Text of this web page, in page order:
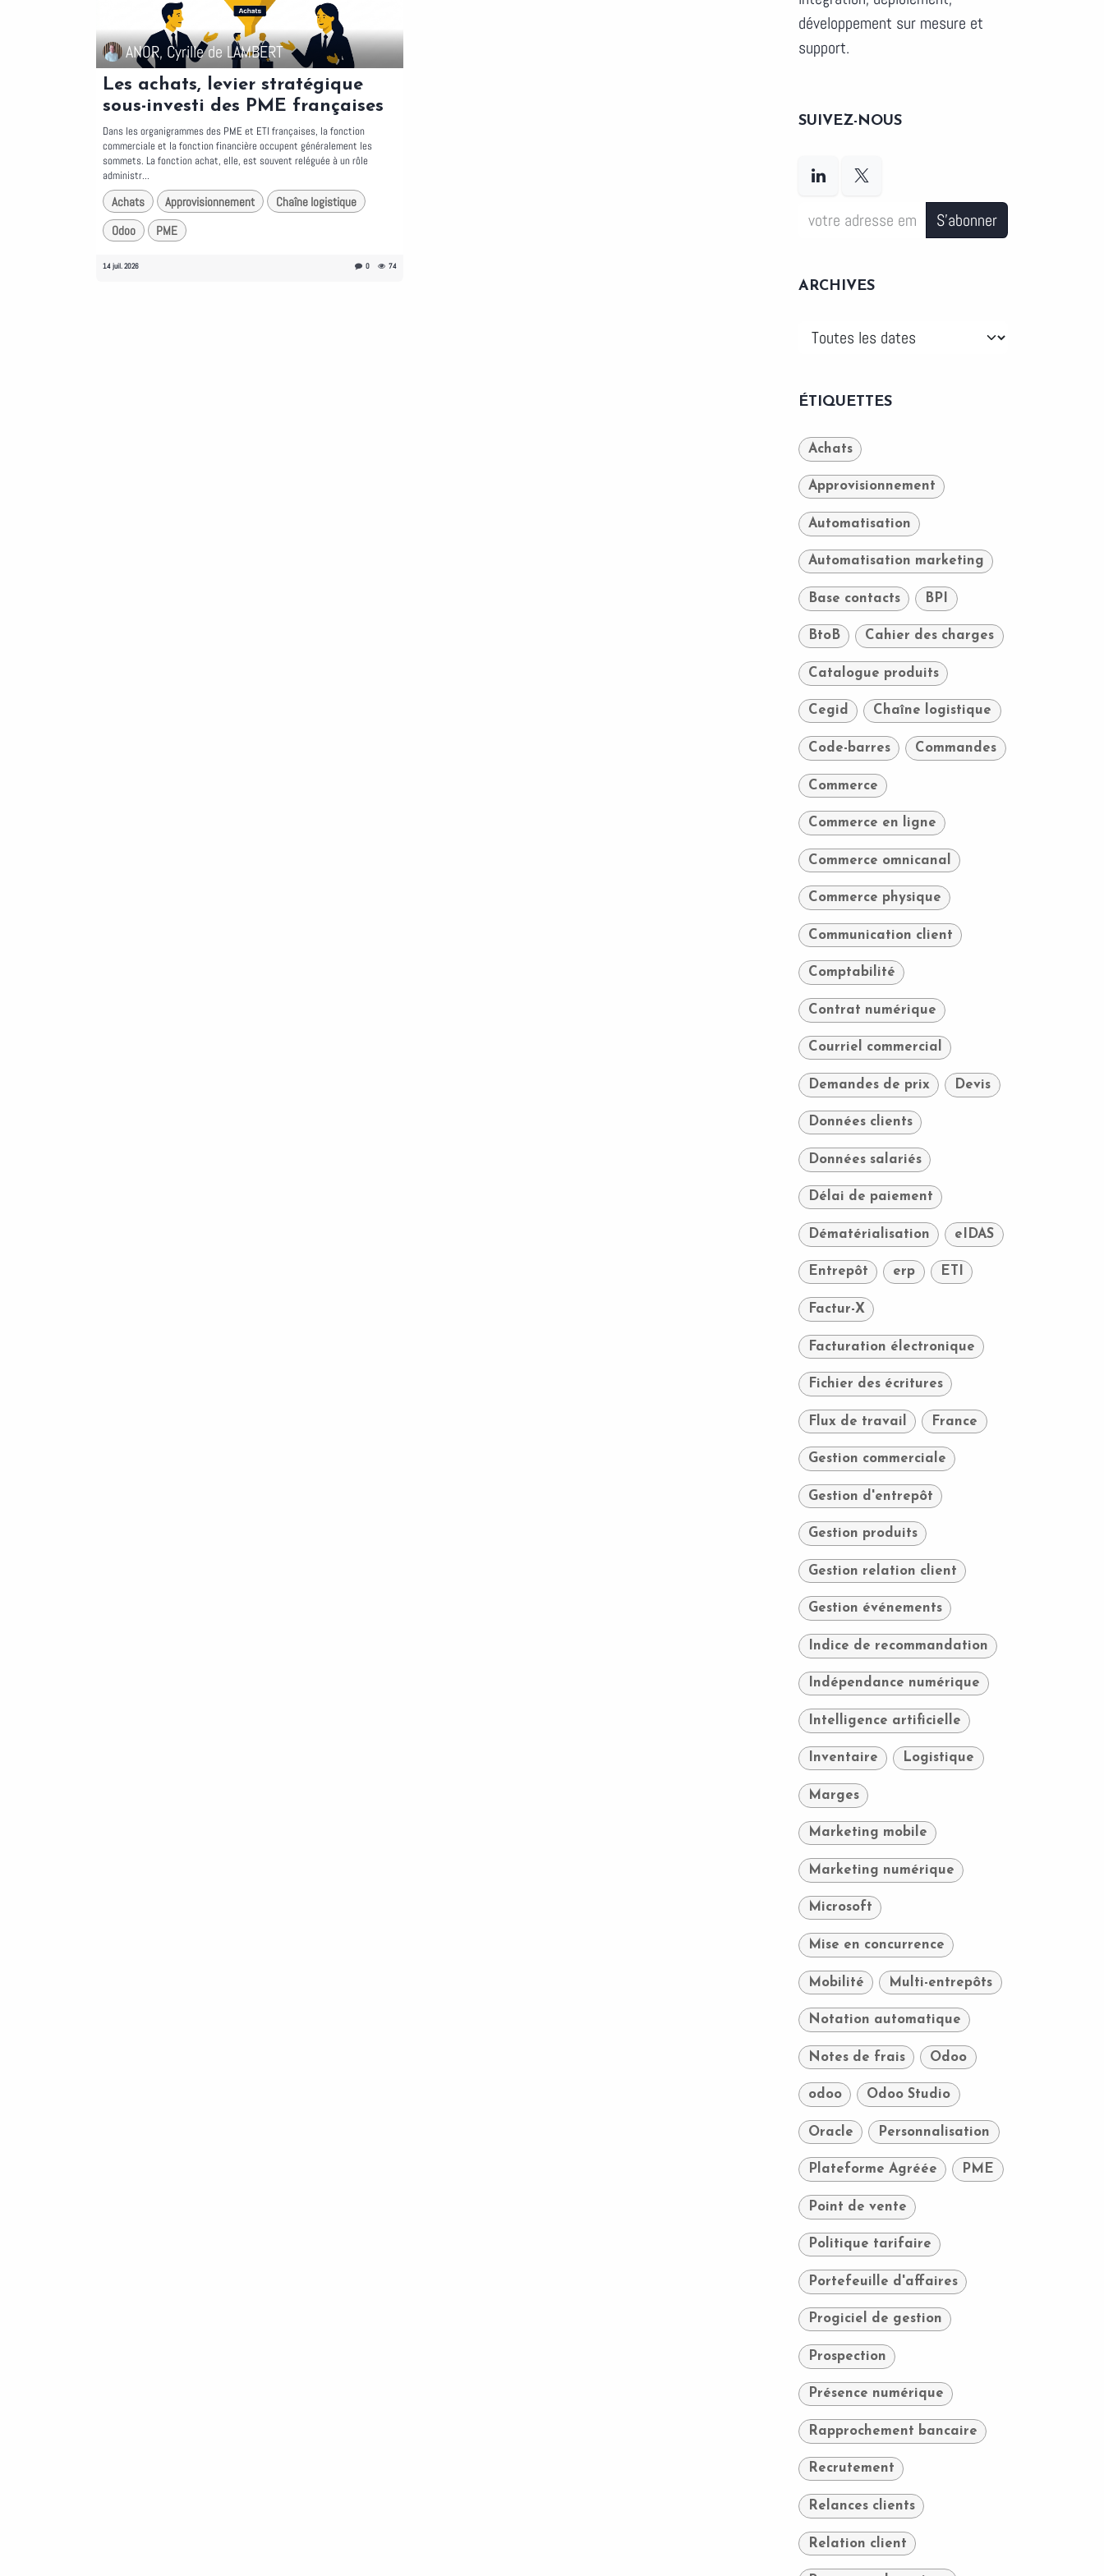
ANOR, Cyrille de LAMBERT
Les achats, levier stratégique
sous-investi des PME françaises
Dans les organigrammes des PME et ETI françaises, la fonction
commerciale et la fonction financière occupent généralement les
sommets. La fonction achat, elle, est souvent reléguée à un rôle
administr...
Achats Approvisionnement
Chaîne logistique
Odoo
PME
14 juil. 2026 0 74
développement sur mesure et
support.
SUIVEZ-NOUS
S'abonner
ARCHIVES
ÉTIQUETTES
Achats
Approvisionnement
Automatisation
Automatisation marketing
Base contacts BPI
BtoB Cahier des charges
Catalogue produits
Cegid Chaîne logistique
Code-barres Commandes
Commerce
Commerce en ligne
Commerce omnicanal
Commerce physique
Communication client
Comptabilité
Contrat numérique
Courriel commercial
Demandes de prix Devis
Données clients
Données salariés
Délai de paiement
Dématérialisation eIDAS
Entrepôt erp ETI
Factur-X
Facturation électronique
Fichier des écritures
Flux de travail France
Gestion commerciale
Gestion d'entrepôt
Gestion produits
Gestion relation client
Gestion événements
Indice de recommandation
Indépendance numérique
Intelligence artificielle
Inventaire Logistique
Marges
Marketing mobile
Marketing numérique
Microsoft
Mise en concurrence
Mobilité Multi-entrepôts
Notation automatique
Notes de frais Odoo
odoo Odoo Studio
Oracle Personnalisation
Plateforme Agréée PME
Point de vente
Politique tarifaire
Portefeuille d'affaires
Progiciel de gestion
Prospection
Présence numérique
Rapprochement bancaire
Recrutement
Relances clients
Relation client